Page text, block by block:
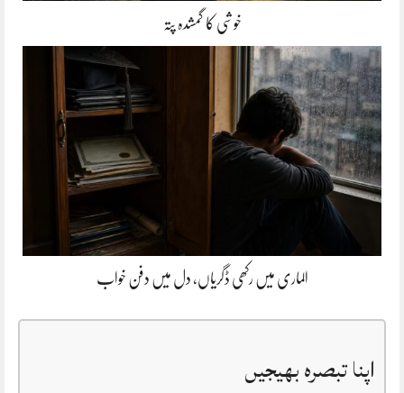
خوشی کا گمشدہ پتہ
الماری میں رکھی ڈگریاں، دل میں دفن خواب
اپنا تبصرہ بھیجیں